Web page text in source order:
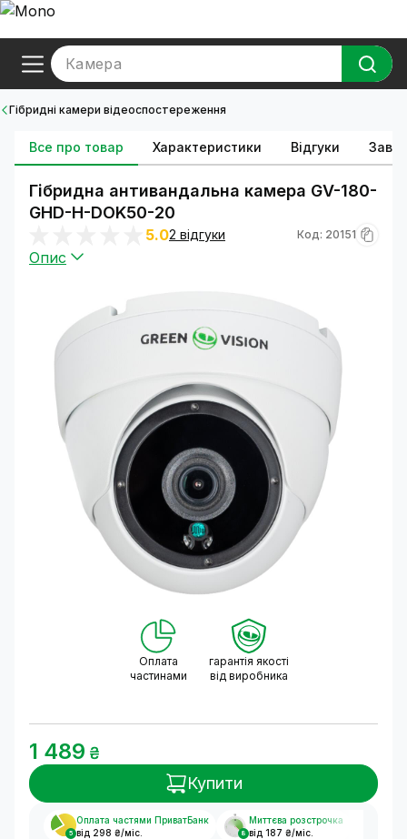
Камера
Гібридні камери відеоспостереження
Все про товар Характеристики Відгуки
Гібридна антивандальна камера GV-180-
GHD-H-DOK50-20
5.02 відгуки Код: 20151
Опис
Оплата
частинами
гарантія якості
від виробника
1 489 ₴
Купити
5
Оплата частями ПриватБанк
від 298 ₴/міс.
8
Миттєва розстрочка
від 187 ₴/міс.